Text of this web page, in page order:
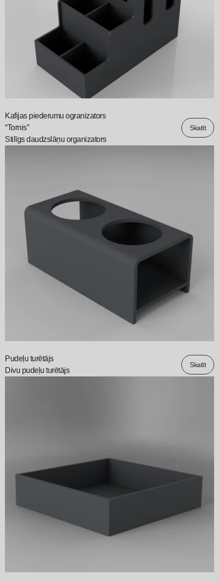
Kafijas piederumu ogranizators
“Tornis”
Stilīgs daudzslāņu organizators
Skatīt
Pudeļu turētājs
Divu pudeļu turētājs
Skatīt